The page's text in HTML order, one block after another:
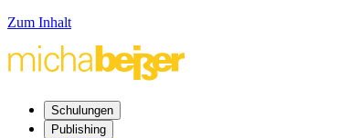
Zum Inhalt
Schulungen
Publishing